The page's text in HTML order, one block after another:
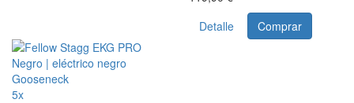
Detalle
Comprar
5x